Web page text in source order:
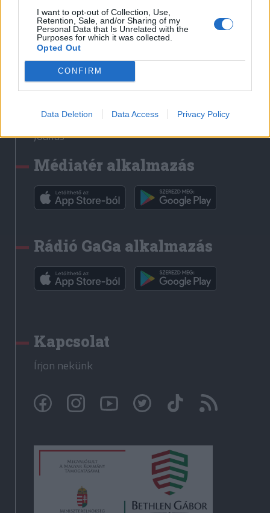
I want to opt-out of Collection, Use,
Retention, Sale, and/or Sharing of my
Personal Data that Is Unrelated with the
Purposes for which it was collected.
Opted Out
CONFIRM
Data Deletion Data Access Privacy Policy
Liget
Krónika
Bihari Napló
Erdélyi Napló
Főtér
Rádió GaGa
Jóállás
Médiatér alkalmazás
Rádió GaGa alkalmazás
Kapcsolat
Írjon nekünk